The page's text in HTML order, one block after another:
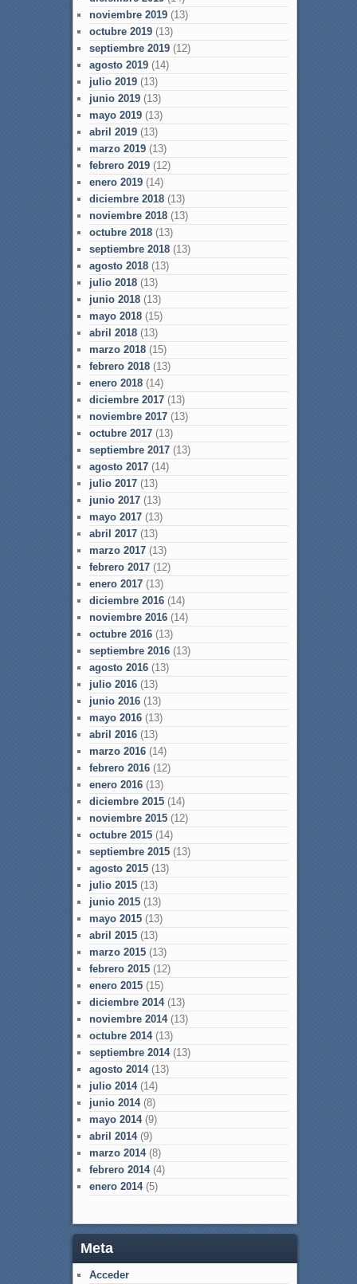
noviembre 2019(13)
octubre 2019(13)
septiembre 2019(12)
agosto 2019(14)
julio 2019(13)
junio 2019(13)
mayo 2019(13)
abril 2019(13)
marzo 2019(13)
febrero 2019(12)
enero 2019(14)
diciembre 2018(13)
noviembre 2018(13)
octubre 2018(13)
septiembre 2018(13)
agosto 2018(13)
julio 2018(13)
junio 2018(13)
mayo 2018(15)
abril 2018(13)
marzo 2018(15)
febrero 2018(13)
enero 2018(14)
diciembre 2017(13)
noviembre 2017(13)
octubre 2017(13)
septiembre 2017(13)
agosto 2017(14)
julio 2017(13)
junio 2017(13)
mayo 2017(13)
abril 2017(13)
marzo 2017(13)
febrero 2017(12)
enero 2017(13)
diciembre 2016(14)
noviembre 2016(14)
octubre 2016(13)
septiembre 2016(13)
agosto 2016(13)
julio 2016(13)
junio 2016(13)
mayo 2016(13)
abril 2016(13)
marzo 2016(14)
febrero 2016(12)
enero 2016(13)
diciembre 2015(14)
noviembre 2015(12)
octubre 2015(14)
septiembre 2015(13)
agosto 2015(13)
julio 2015(13)
junio 2015(13)
mayo 2015(13)
abril 2015(13)
marzo 2015(13)
febrero 2015(12)
enero 2015(15)
diciembre 2014(13)
noviembre 2014(13)
octubre 2014(13)
septiembre 2014(13)
agosto 2014(13)
julio 2014(14)
junio 2014(8)
mayo 2014(9)
abril 2014(9)
marzo 2014(8)
febrero 2014(4)
enero 2014(5)
Meta
Acceder